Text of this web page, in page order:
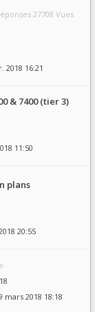
27708 Vues
2018 16:21
& 7400 (tier 3)
11:50
plans
20:55
mars 2018 18:18